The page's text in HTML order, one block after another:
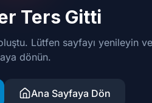
Ters Gitti
Lütfen sayfayı yenileyin
dönün.
Ana Sayfaya Dön